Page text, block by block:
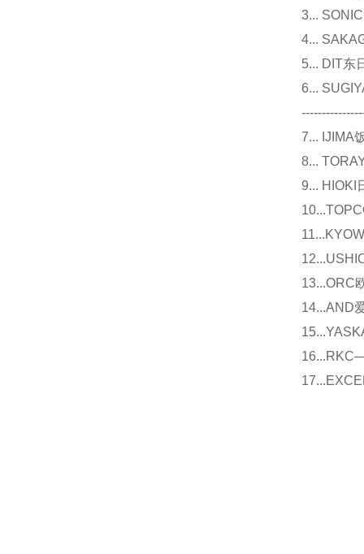
3...
4...
5... DIT东
6...
7... IJIMA
8...
9... HIOKI
13...ORC
14...AND